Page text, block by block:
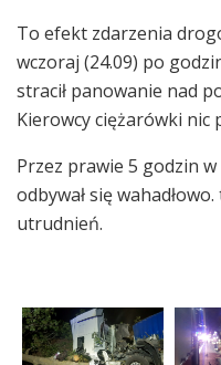
To efekt zdarzenia
wczoraj (24.09) po
stracił panowanie nad
Kierowcy ciężarówki nic
Przez prawie 5 godzin
odbywał się
utrudnień.